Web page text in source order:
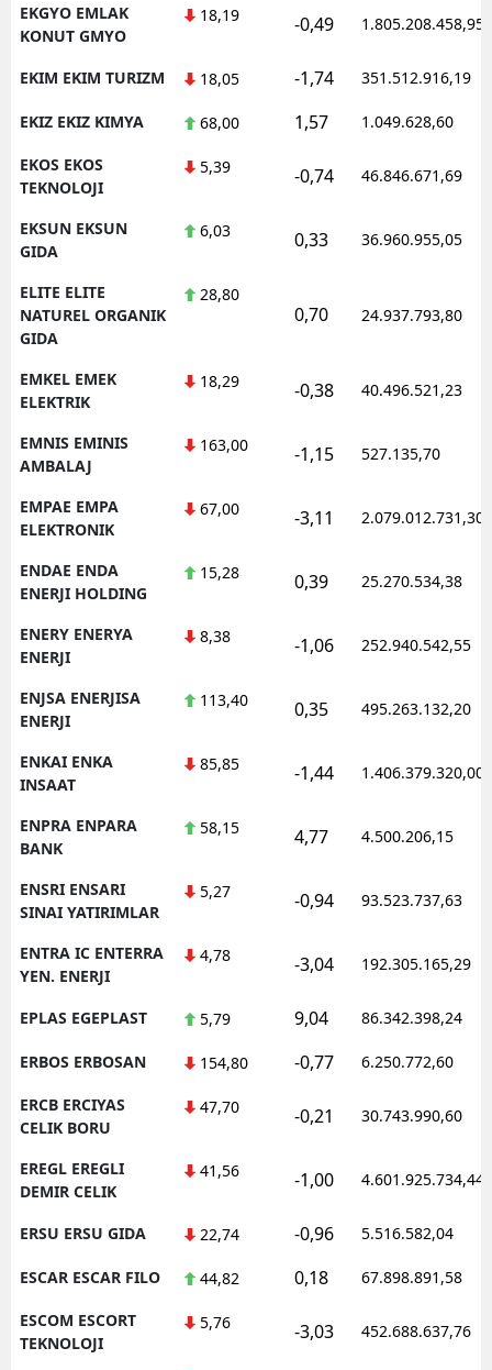
EKGYO EMLAK
KONUT GMYO
18,19 -0,49 1.805.208.458,95
EKIM EKIM TURIZM 18,05 -1,74 351.512.916,19
EKIZ EKIZ KIMYA 68,00 1,57 1.049.628,60
EKOS EKOS
TEKNOLOJI
5,39 -0,74 46.846.671,69
EKSUN EKSUN
GIDA
6,03 0,33 36.960.955,05
ELITE ELITE
NATUREL ORGANIK
GIDA
28,80
0,70 24.937.793,80
EMKEL EMEK
ELEKTRIK
18,29 -0,38 40.496.521,23
EMNIS EMINIS
AMBALAJ
163,00 -1,15 527.135,70
EMPAE EMPA
ELEKTRONIK
67,00 -3,11 2.079.012.731,30
ENDAE ENDA
ENERJI HOLDING
15,28 0,39 25.270.534,38
ENERY ENERYA
ENERJI
8,38 -1,06 252.940.542,55
ENJSA ENERJISA
ENERJI
113,40 0,35 495.263.132,20
ENKAI ENKA
INSAAT
85,85 -1,44 1.406.379.320,00
ENPRA ENPARA
BANK
58,15 4,77 4.500.206,15
ENSRI ENSARI
SINAI YATIRIMLAR
5,27 -0,94 93.523.737,63
ENTRA IC ENTERRA
YEN. ENERJI
4,78 -3,04 192.305.165,29
EPLAS EGEPLAST 5,79 9,04 86.342.398,24
ERBOS ERBOSAN 154,80 -0,77 6.250.772,60
ERCB ERCIYAS
CELIK BORU
47,70 -0,21 30.743.990,60
EREGL EREGLI
DEMIR CELIK
41,56 -1,00 4.601.925.734,44
ERSU ERSU GIDA 22,74 -0,96 5.516.582,04
ESCAR ESCAR FILO 44,82 0,18 67.898.891,58
ESCOM ESCORT
TEKNOLOJI
5,76 -3,03 452.688.637,76